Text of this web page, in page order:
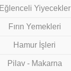
Eğlenceli Yiyecekler
Fırın Yemekleri
Hamur İşleri
Pilav - Makarna